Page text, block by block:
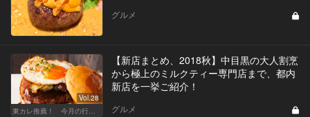
グルメ
Vol.28
東カレ推薦！ 今月の行くべき店
【新店まとめ、2018秋】中目黒の大人割烹
から極上のミルクティー専門店まで、都内
新店を一挙ご紹介！
グルメ